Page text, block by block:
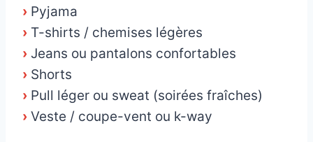
› Pyjama
› T-shirts / chemises légères
› Jeans ou pantalons confortables
› Shorts
› Pull léger ou sweat (soirées fraîches)
› Veste / coupe-vent ou k-way